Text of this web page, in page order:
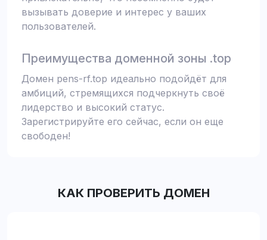
вызывать доверие и интерес у ваших
пользователей.
Преимущества доменной зоны .top
Домен pens-rf.top идеально подойдёт для
амбиций, стремящихся подчеркнуть своё
лидерство и высокий статус.
Зарегистрируйте его сейчас, если он еще
свободен!
КАК ПРОВЕРИТЬ ДОМЕН